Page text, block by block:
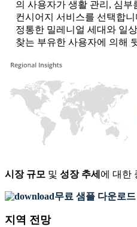
의 사용자가 생활 관리, 심부
컨시어지 서비스를 선택합
정통한 밀레니얼 세대와 일
찾는 부유한 사용자에 의해
시장 규모 및 성장 추세 에 대한
무료 샘플 다운로드
지역 전망